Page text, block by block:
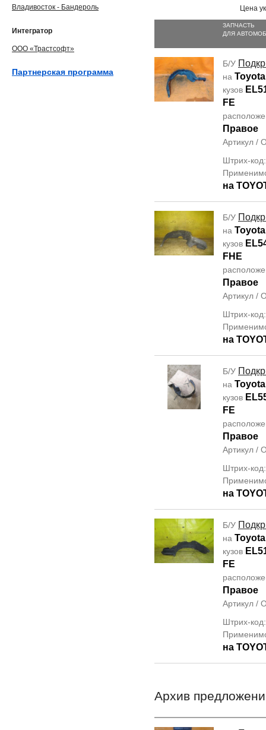
Цена
ЗАПЧАСТЬ
ДЛЯ
Б/У
на
кузов
FE
Правое
Артикул /
Штрих-
на
Б/У
на
кузов
FHE
Правое
Артикул /
Штрих-
на
Б/У
на
кузов
FE
Правое
Артикул /
Штрих-
на
Б/У
на
кузов
FE
Правое
Артикул /
Штрих-
на
Архив
Владивосток - Бандероль
Интегратор
ООО «Трастсофт»
Партнерская программа